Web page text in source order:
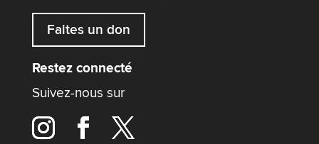
Faites un don
Restez connecté
Suivez-nous sur